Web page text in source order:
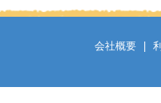
会社概要